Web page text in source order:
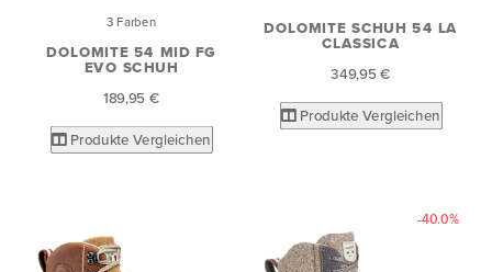
3 Farben
DOLOMITE 54 MID FG
EVO SCHUH
189,95 €
Produkte Vergleichen
DOLOMITE SCHUH 54 LA
CLASSICA
349,95 €
Produkte Vergleichen
-40.0%